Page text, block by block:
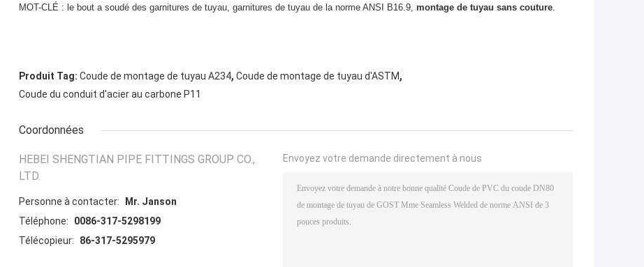
MOT-CLÉ : le bout a soudé des garnitures de tuyau, garnitures de tuyau de la norme ANSI B16.9, montage de tuyau sans couture.
Produit Tag: Coude de montage de tuyau A234, Coude de montage de tuyau d'ASTM,
Coude du conduit d'acier au carbone P11
Coordonnées
HEBEI SHENGTIAN PIPE FITTINGS GROUP CO.,
LTD.
Personne à contacter:
Mr. Janson
Téléphone:
0086-317-5298199
Télécopieur:
86-317-5295979
Envoyez votre demande directement à nous